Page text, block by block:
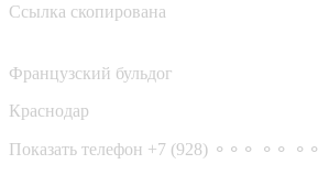
Ссылка скопирована
Французский бульдог
Краснодар
Показать телефон +7 (928) ⚬⚬⚬ ⚬⚬ ⚬⚬